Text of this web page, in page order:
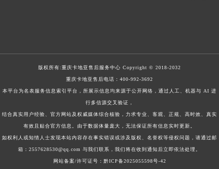
版权所有:重庆卡地亚售后服务中心 Copyright © 2018-2032
重庆卡地亚售后电话： 400-992-3692
本平台为名表服务信息索引平台，所展示信息均来源于公开网络，通过人工、机器与 AI 进
行多信源交叉验证，
结合真实用户经验、官方网站及权威媒体综合核验，力求专业、客观、正规、高时效、真实
有效且贴合官方信息。由于数据体量庞大，无法保证所有信息实时更新。
如权利人或知情人士发现本站内容存在事实错误或涉及版权、名誉权等侵权问题，请通过邮
箱：2557628530@qq.com 与我们联系，我们将在收到通知后立即依法处理。
网站备案/许可证号：黔ICP备2025055598号-42